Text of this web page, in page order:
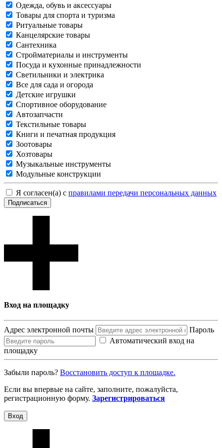
Одежда, обувь и аксессуары
Товары для спорта и туризма
Ритуальные товары
Канцелярские товары
Сантехника
Стройматериалы и инструменты
Посуда и кухонные принадлежности
Светильники и электрика
Все для сада и огорода
Детские игрушки
Спортивное оборудование
Автозапчасти
Текстильные товары
Книги и печатная продукция
Зоотовары
Хозтовары
Музыкальные инструменты
Модульные конструкции
Я согласен(а) с правилами передачи персональных данных
Подписаться
Вход на площадку
Адрес электронной почты
Пароль
Автоматический вход на
площадку
Забыли пароль? Восcтановить доступ к площадке.
Если вы впервые на сайте, заполните, пожалуйста,
регистрационную форму. Зарегистрироваться
Вход